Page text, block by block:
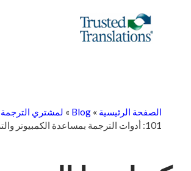
الصفحة الرئيسية »
Blog
» لمشتري الترجمة
101: أدوات الترجمة بمساعدة الكمبيوتر